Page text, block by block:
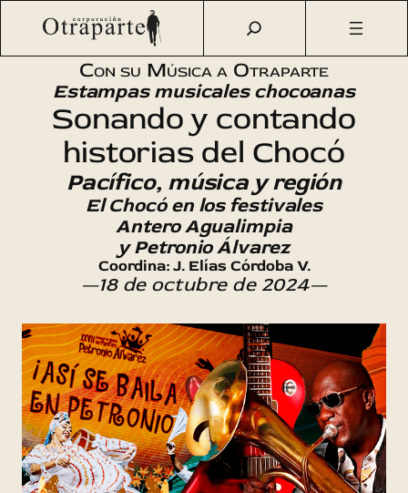
Saltar
Otraparte.org/ Agenda Cultural Música
Pacífico, música
Con su Música a Otraparte
Estampas musicales chocoanas
Sonando y contando
historias del Chocó
Pacífico, música y región
El Chocó en los festivales
Antero Agualimpia
y Petronio Álvarez
Coordina: J. Elías Córdoba V.
—18 de octubre de 2024—